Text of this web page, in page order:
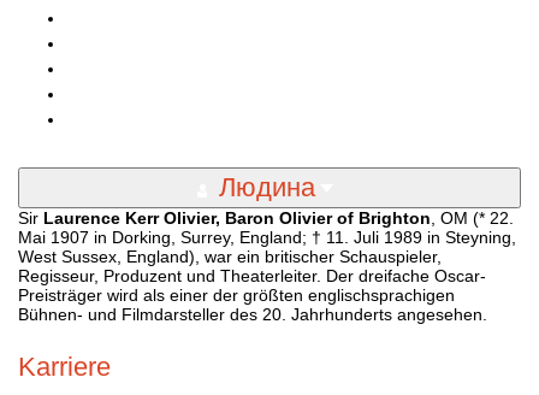
Людина
Sir Laurence Kerr Olivier, Baron Olivier of Brighton , OM (* 22.
Mai 1907 in Dorking, Surrey, England; † 11. Juli 1989 in Steyning,
West Sussex, England), war ein britischer Schauspieler,
Regisseur, Produzent und Theaterleiter. Der dreifache Oscar-
Preisträger wird als einer der größten englischsprachigen
Bühnen- und Filmdarsteller des 20. Jahrhunderts angesehen.
Karriere